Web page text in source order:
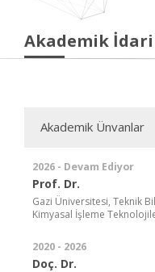
Akademik
Akademik Ünvanlar
2026 - Devam Ediyor
Prof. Dr.
Gazi Üniversitesi, Teknik
Kimyasal İşleme
2020 - 2026
Doç. Dr.